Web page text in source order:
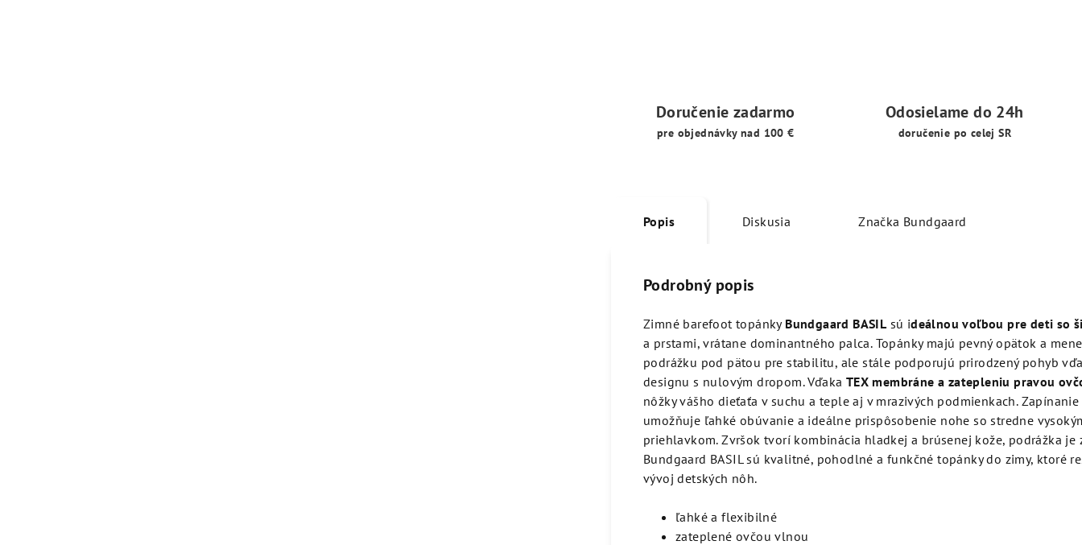
Doručenie zadarmo
pre objednávky nad 100 €
Odosielame do 24h
doručenie po celej SR
Popis Diskusia Značka Bundgaard
Podrobný popis
Zimné barefoot topánky Bundgaard BASIL sú ideálnou voľbou pre deti so
a prstami, vrátane dominantného palca. Topánky majú pevný opätok a
podrážku pod pätou pre stabilitu, ale stále podporujú prirodzený pohyb
designu s nulovým dropom. Vďaka TEX membráne a zatepleniu pravou
nôžky vášho dieťaťa v suchu a teple aj v mrazivých podmienkach. Zapínanie
umožňuje ľahké obúvanie a ideálne prispôsobenie nohe so stredne
priehlavkom. Zvršok tvorí kombinácia hladkej a brúsenej kože, podrážka je
Bundgaard BASIL sú kvalitné, pohodlné a funkčné topánky do zimy, ktoré
vývoj detských nôh.
ľahké a flexibilné
zateplené ovčou vlnou